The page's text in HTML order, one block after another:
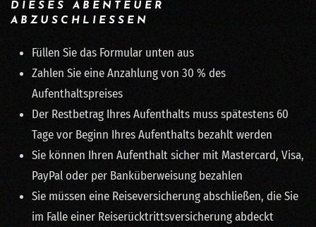
DIESES ABENTEUER
ABZUSCHLIESSEN
Füllen Sie das Formular unten aus
Zahlen Sie eine Anzahlung von 30 % des
Aufenthaltspreises
Der Restbetrag Ihres Aufenthalts muss spätestens 60
Tage vor Beginn Ihres Aufenthalts bezahlt werden
Sie können Ihren Aufenthalt sicher mit Mastercard, Visa,
PayPal oder per Banküberweisung bezahlen
Sie müssen eine Reiseversicherung abschließen, die Sie
im Falle einer Reiserücktrittsversicherung abdeckt